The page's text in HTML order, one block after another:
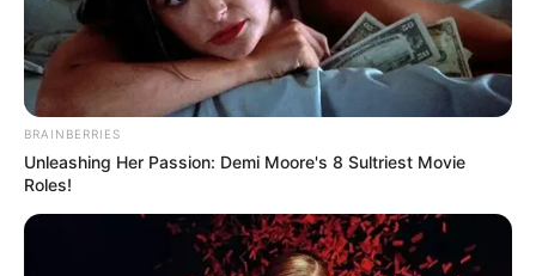
LA PLATA
ONU Derechos Humanos
niñas que habrían sido
Huila
BRAINBERRIES
Unleashing Her Passion: Demi Moore's 8 Sultriest Movie
Roles!